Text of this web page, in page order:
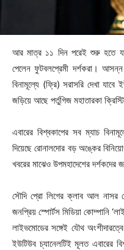
আর মাত্র ১১ দিন পরেই শুরু হতে
পেলেন ফুটবলপ্রেমী দর্শকরা।
বিনামূল্যে (ফ্রি) সরাসরি দেখা
জড়িয়ে আছে পর্তুগিজ মহাতারকা
এবারের বিশ্বকাপের সব ম্যাচ
দিয়েছে রোনালদোর বড় অঙ্কের
খবরের মাঝেও উপমহাদেশের
সৌদি প্রো লিগের ক্লাব আল নাসর
জনপ্রিয় স্পোর্টস মিডিয়া কোম্পানি
লাইভমোডের সঙ্গেই যৌথ
ইউটিউব চ্যানেলটিই মূলত এবারের